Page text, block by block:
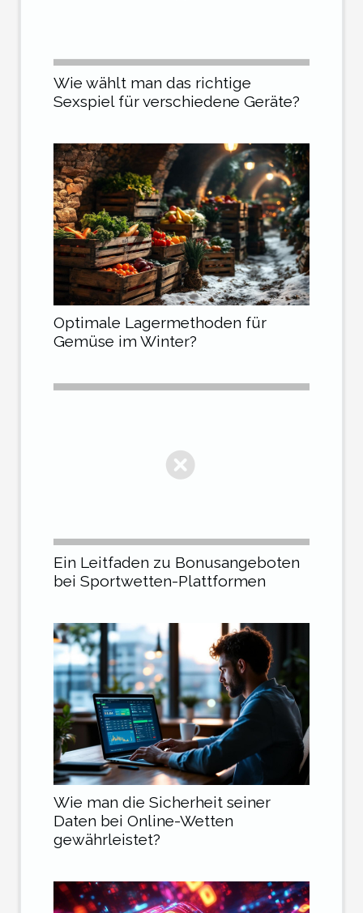
Wie wählt man das richtige
Sexspiel für verschiedene Geräte?
Optimale Lagermethoden für
Gemüse im Winter?
Ein Leitfaden zu Bonusangeboten
bei Sportwetten-Plattformen
Wie man die Sicherheit seiner
Daten bei Online-Wetten
gewährleistet?